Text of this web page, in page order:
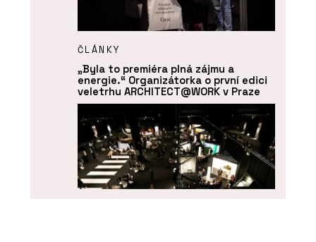
ČLÁNKY
„Byla to premiéra plná zájmu a
energie.“ Organizátorka o první edici
veletrhu ARCHITECT@WORK v Praze